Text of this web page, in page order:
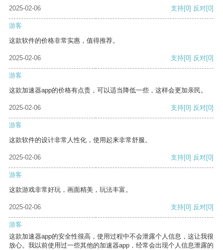
2025-02-06
支持[0] 反对[0]
游客
这款软件的价格非常实惠，值得推荐。
2025-02-06 支持[0] 反对[0]
游客
这款加速器app的价格有点贵，可以适当降低一些，这样会更加亲民。
2025-02-06 支持[0] 反对[0]
游客
这款软件的设计非常人性化，使用起来非常舒服。
2025-02-06 支持[0] 反对[0]
游客
这款游戏非常好玩，画面精美，玩法丰富。
2025-02-06 支持[0] 反对[0]
游客
这款加速器app的安全性很高，使用过程中不会泄露个人信息，这让我很
放心。我以前使用过一些其他的加速器app，经常会出现个人信息泄露的